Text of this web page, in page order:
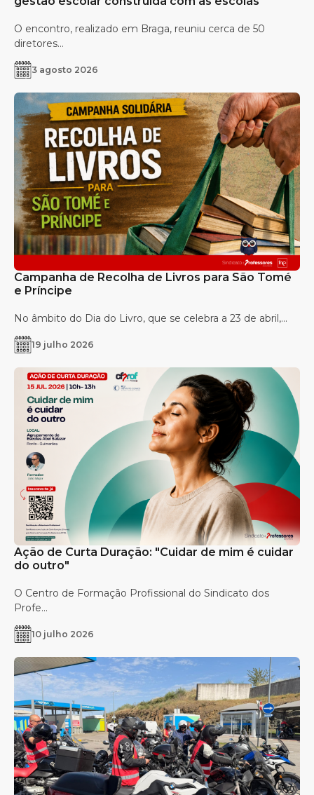
O encontro, realizado em Braga, reuniu cerca de 50
diretores...
3 agosto 2026
Campanha de Recolha de Livros para São Tomé
e Príncipe
No âmbito do Dia do Livro, que se celebra a 23 de abril,...
19 julho 2026
Ação de Curta Duração: "Cuidar de mim é cuidar
do outro"
O Centro de Formação Profissional do Sindicato dos
Profe...
10 julho 2026